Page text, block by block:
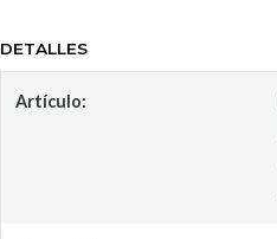
DETALLES
Artículo: